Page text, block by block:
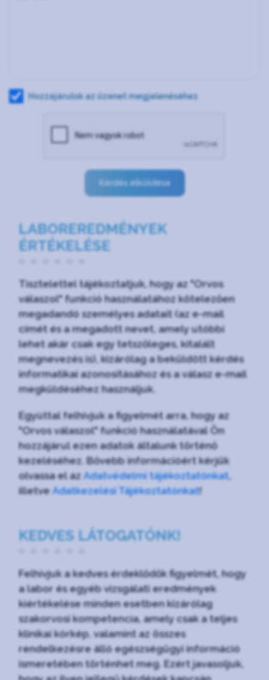
Hozzájárulok az üzenet megjelenéséhez
Kérdés elküldése
LABOREREDMÉNYEK
ÉRTÉKELÉSE
Tisztelettel tájékoztatjuk, hogy az "Orvos
válaszol" funkció használatához kötelezően
megadandó személyes adatait (az e-mail
címét és a megadott nevet, amely utóbbi
lehet akár csak egy tetszőleges, kitalált
megnevezés is), kizárólag a beküldött kérdés
informatikai azonosításához és a válasz e-mail
megküldéséhez használjuk.
Egyúttal felhívjuk a figyelmét arra, hogy az
"Orvos válaszol" funkció használatával Ön
hozzájárul ezen adatok általunk történő
kezeléséhez. Bővebb információért kérjük
olvassa el azAdatvédelmi tájékoztatónkat,
illetveAdatkezelési Tájékoztatónkat!
KEDVES LÁTOGATÓNK!
Felhívjuk a kedves érdeklődők figyelmét, hogy
a labor és egyéb vizsgálati eredmények
kiértékelése minden esetben kizárólag
szakorvosi kompetencia, amely csak a teljes
klinikai kórkép, valamint az összes
rendelkezésre álló egészségügyi információ
ismeretében történhet meg. Ezért javasoljuk,